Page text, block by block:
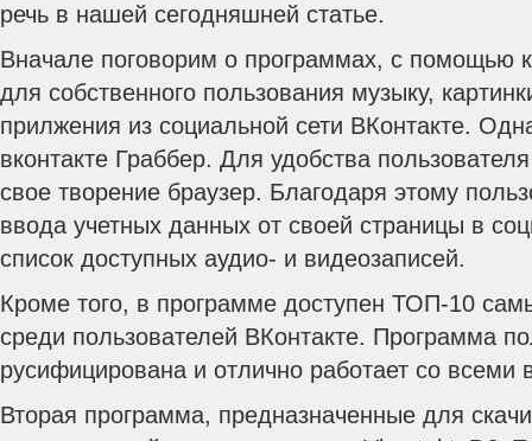
речь в нашей сегодняшней статье.
Вначале поговорим о программах, с помощью
для собственного пользования музыку,
прилжения из социальной сети ВКонтакте.
вконтакте Граббер. Для удобства
свое творение браузер. Благодаря этому
ввода учетных данных от своей страницы в
список доступных аудио- и видеозаписей.
Кроме того, в программе доступен ТОП-10
среди пользователей ВКонтакте. Программа
русифицирована и отлично работает со
Вторая программа, предназначенные для